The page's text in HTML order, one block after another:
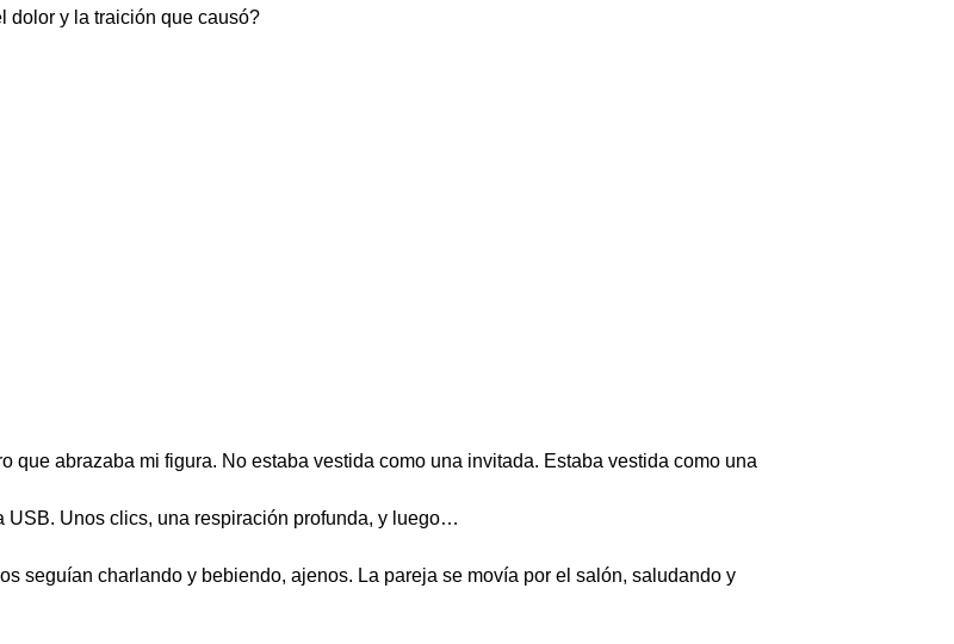
dolor y la traición que causó?
que abrazaba mi figura. No estaba vestida como una invitada. Estaba vestida como una
USB. Unos clics, una respiración profunda, y luego…
seguían charlando y bebiendo, ajenos. La pareja se movía por el salón, saludando y